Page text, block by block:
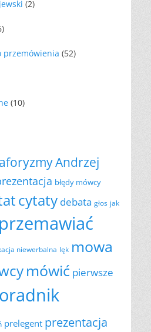
(2)
przemówienia (52)
(10)
aforyzmyAndrzej
błędy mówcy
cytaty debata głos jak
niewerbalna lęk mowa
mówić pierwsze
prelegent prezentacja